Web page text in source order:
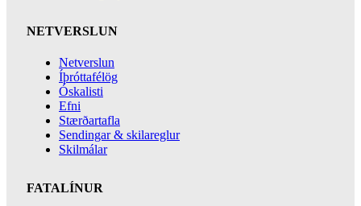
NETVERSLUN
Netverslun
Íþróttafélög
Óskalisti
Efni
Stærðartafla
Sendingar & skilareglur
Skilmálar
FATALÍNUR